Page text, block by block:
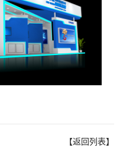
【返回列表】